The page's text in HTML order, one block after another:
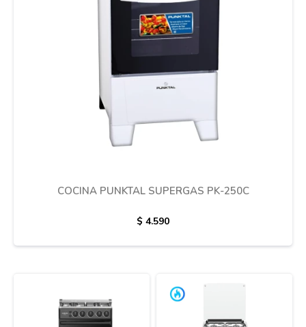
COCINA PUNKTAL SUPERGAS PK-250C
$ 4.590